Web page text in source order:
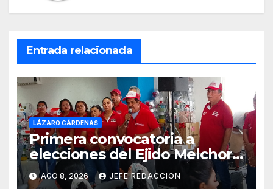
Entrada relacionada
LÁZARO CÁRDENAS
Primera convocatoria a
elecciones del Ejido Melchor
Ocampo en Lázaro Cárdenas
el domingo
AGO 8, 2026 JEFE REDACCION